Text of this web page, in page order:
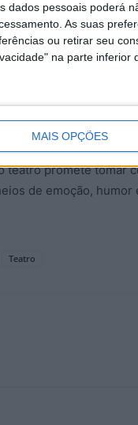
dados pessoais poderá
As suas
ou retirar seu
na parte inferior
MAIS OPÇÕES
30 de novembro, nas
a peça
Fábrica da
com a peça “Com 3
Avenida, a 13 de
teatro promete tomar
de emoção,
Teatro